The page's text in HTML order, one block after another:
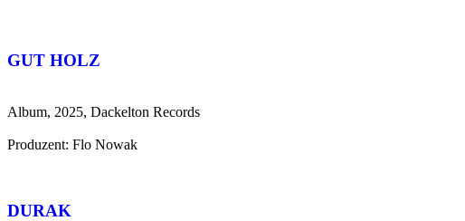
GUT HOLZ
Album, 2025, Dackelton Records
Produzent: Flo Nowak
DURAK